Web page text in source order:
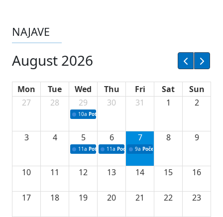
NAJAVE
August 2026
Mon Tue Wed Thu Fri Sat
Sun
27
28 29
10a Potpisivanje ugovora sa neprofitnim
30 31 1 2
3 4 5
11a Potpisivanje ugovora o stipendijama za
6
11a Podrška razvoju vodne infrastrukture u
7
9a Početak izgradnje nove
8 9
10 11 12 13 14 15 16
17 18 19 20 21 22 23